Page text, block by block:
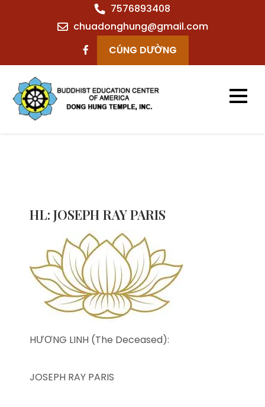
7576893408
chuadonghung@gmail.com
CÚNG DƯỜNG
HL: JOSEPH RAY PARIS
HƯƠNG LINH (The Deceased):
JOSEPH RAY PARIS